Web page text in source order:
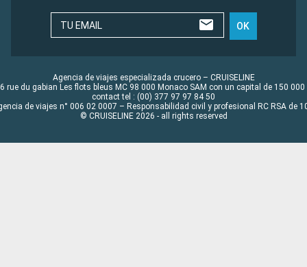
TU EMAIL OK
Agencia de viajes especializada crucero – CRUISELINE
rue du gabian Les flots bleus MC 98 000 Monaco SAM con un capital de 150 000
contact tel : (00) 377 97 97 84 50
de viajes n° 006 02 0007 – Responsabilidad civil y profesional RC RSA de
© CRUISELINE 2026 - all rights reserved